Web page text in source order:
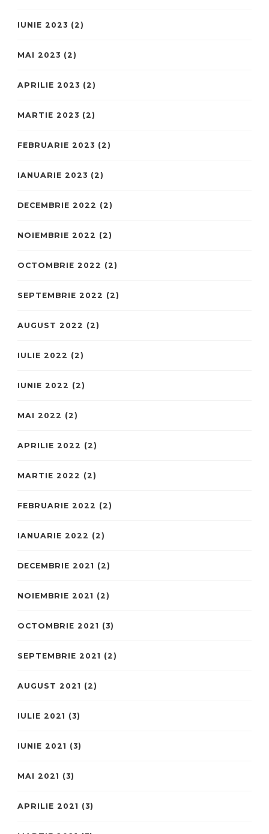
IUNIE 2023 (2)
MAI 2023 (2)
APRILIE 2023 (2)
MARTIE 2023 (2)
FEBRUARIE 2023 (2)
IANUARIE 2023 (2)
DECEMBRIE 2022 (2)
NOIEMBRIE 2022 (2)
OCTOMBRIE 2022 (2)
SEPTEMBRIE 2022 (2)
AUGUST 2022 (2)
IULIE 2022 (2)
IUNIE 2022 (2)
MAI 2022 (2)
APRILIE 2022 (2)
MARTIE 2022 (2)
FEBRUARIE 2022 (2)
IANUARIE 2022 (2)
DECEMBRIE 2021 (2)
NOIEMBRIE 2021 (2)
OCTOMBRIE 2021 (3)
SEPTEMBRIE 2021 (2)
AUGUST 2021 (2)
IULIE 2021 (3)
IUNIE 2021 (3)
MAI 2021 (3)
APRILIE 2021 (3)